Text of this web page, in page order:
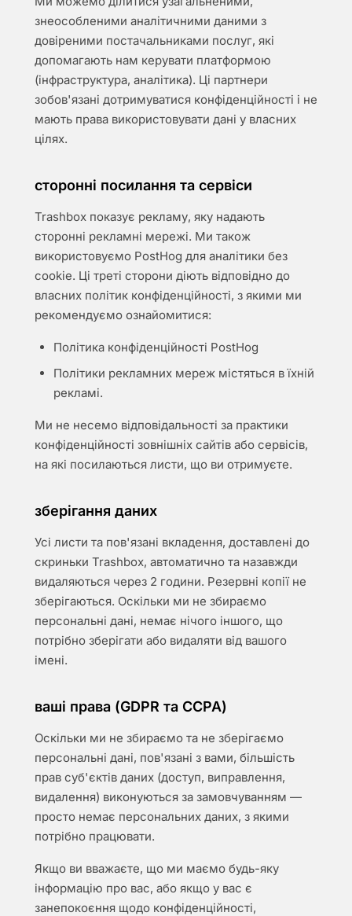
знеособленими аналітичними даними з
довіреними постачальниками послуг, які
допомагають нам керувати платформою
(інфраструктура, аналітика). Ці партнери
зобов'язані дотримуватися конфіденційності і не
мають права використовувати дані у власних
цілях.
сторонні посилання та сервіси
Trashbox показує рекламу, яку надають
сторонні рекламні мережі. Ми також
використовуємо PostHog для аналітики без
cookie. Ці треті сторони діють відповідно до
власних політик конфіденційності, з якими ми
рекомендуємо ознайомитися:
Політика конфіденційності PostHog
Політики рекламних мереж містяться в їхній
рекламі.
Ми не несемо відповідальності за практики
конфіденційності зовнішніх сайтів або сервісів,
на які посилаються листи, що ви отримуєте.
зберігання даних
Усі листи та пов'язані вкладення, доставлені до
скриньки Trashbox, автоматично та назавжди
видаляються через 2 години. Резервні копії не
зберігаються. Оскільки ми не збираємо
персональні дані, немає нічого іншого, що
потрібно зберігати або видаляти від вашого
імені.
ваші права (GDPR та CCPA)
Оскільки ми не збираємо та не зберігаємо
персональні дані, пов'язані з вами, більшість
прав суб'єктів даних (доступ, виправлення,
видалення) виконуються за замовчуванням —
просто немає персональних даних, з якими
потрібно працювати.
Якщо ви вважаєте, що ми маємо будь-яку
інформацію про вас, або якщо у вас є
занепокоєння щодо конфіденційності,